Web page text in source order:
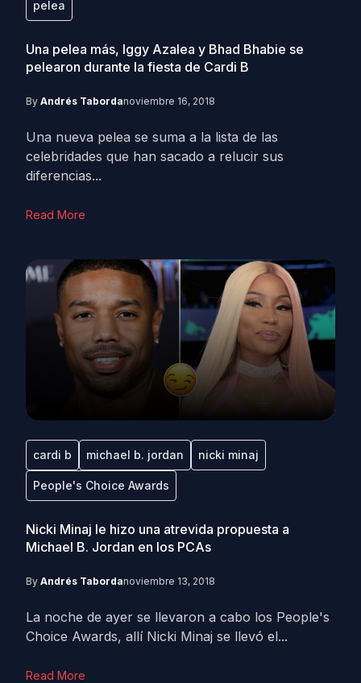
pelea
Una pelea más, Iggy Azalea y Bhad Bhabie se
pelearon durante la fiesta de Cardi B
By Andrés Tabordanoviembre 16, 2018
Una nueva pelea se suma a la lista de las
celebridades que han sacado a relucir sus
diferencias...
Read More
cardi b michael b. jordan nicki minaj
People's Choice Awards
Nicki Minaj le hizo una atrevida propuesta a
Michael B. Jordan en los PCAs
By Andrés Tabordanoviembre 13, 2018
La noche de ayer se llevaron a cabo los People's
Choice Awards, allí Nicki Minaj se llevó el...
Read More